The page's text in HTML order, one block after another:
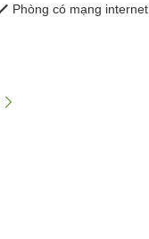
Phòng có mạng internet